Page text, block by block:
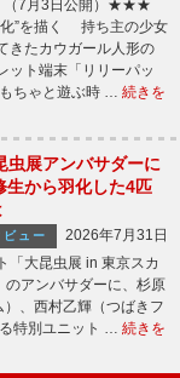
（7月3日公開）★★★
化”を描く 持ち主の少女
きたカウガール人形の
ット端末「リリーパッ
ちゃと遊ぶ時 … 続きを
虫展アンバサダーに
生から羽化した4匹
ビュー
2026年7月31日
大昆虫展 in 東京スカ
のアンバサダーに、杉原
、西村乙輝（つばきフ
特別ユニット … 続きを